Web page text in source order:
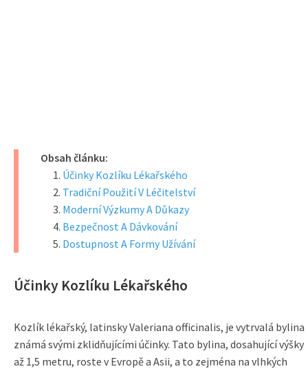
Obsah článku:
Účinky Kozlíku Lékařského
Tradiční Použití V Léčitelství
Moderní Výzkumy A Důkazy
Bezpečnost A Dávkování
Dostupnost A Formy Užívání
Účinky Kozlíku Lékařského
Kozlík lékařský, latinsky Valeriana officinalis, je vytrvalá bylina
známá svými zklidňujícími účinky. Tato bylina, dosahující výšky
až 1,5 metru, roste v Evropě a Asii, a to zejména na vlhkých